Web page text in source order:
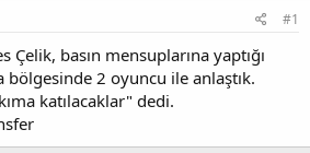
#1
Çelik, basın mensuplarına yaptığı
bölgesinde 2 oyuncu ile anlaştık.
katılacaklar" dedi.